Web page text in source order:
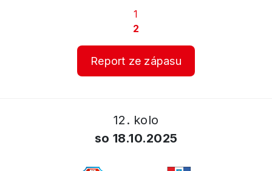
1
2
Report ze zápasu
12. kolo
so 18.10.2025